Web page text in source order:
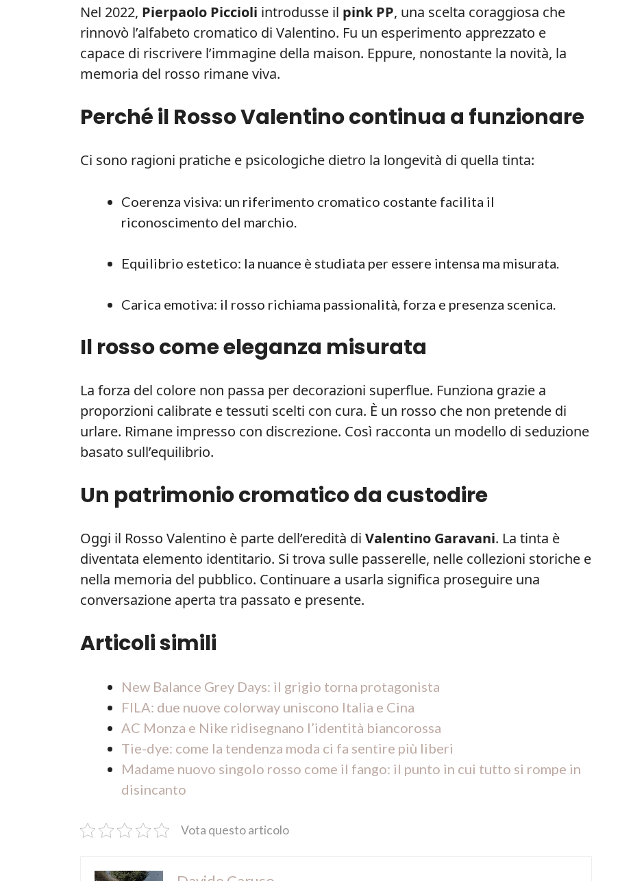
Nel 2022, Pierpaolo Piccioli introdusse il pink PP, una scelta coraggiosa che
rinnovò l’alfabeto cromatico di Valentino. Fu un esperimento apprezzato e
capace di riscrivere l’immagine della maison. Eppure, nonostante la novità, la
memoria del rosso rimane viva.
Perché il Rosso Valentino continua a funzionare
Ci sono ragioni pratiche e psicologiche dietro la longevità di quella tinta:
Coerenza visiva: un riferimento cromatico costante facilita il
riconoscimento del marchio.
Equilibrio estetico: la nuance è studiata per essere intensa ma misurata.
Carica emotiva: il rosso richiama passionalità, forza e presenza scenica.
Il rosso come eleganza misurata
La forza del colore non passa per decorazioni superflue. Funziona grazie a
proporzioni calibrate e tessuti scelti con cura. È un rosso che non pretende di
urlare. Rimane impresso con discrezione. Così racconta un modello di seduzione
basato sull’equilibrio.
Un patrimonio cromatico da custodire
Oggi il Rosso Valentino è parte dell’eredità di Valentino Garavani. La tinta è
diventata elemento identitario. Si trova sulle passerelle, nelle collezioni storiche e
nella memoria del pubblico. Continuare a usarla significa proseguire una
conversazione aperta tra passato e presente.
Articoli simili
New Balance Grey Days: il grigio torna protagonista
FILA: due nuove colorway uniscono Italia e Cina
AC Monza e Nike ridisegnano l’identità biancorossa
Tie-dye: come la tendenza moda ci fa sentire più liberi
Madame nuovo singolo rosso come il fango: il punto in cui tutto si rompe in
disincanto
Vota questo articolo